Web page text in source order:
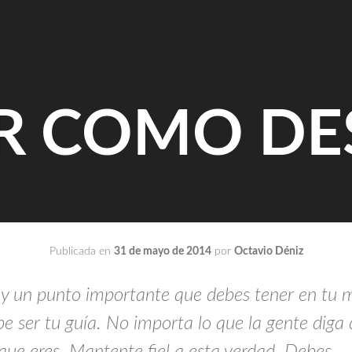
COMO
Publicada en 31 de mayo de 2014por Octavio Déniz
un punto importante que debes tener en tu
ser tu guía. No importa lo que la gente diga